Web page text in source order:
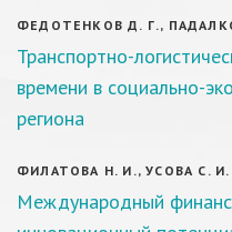
ФЕДОТЕНКОВ Д. Г.,
Транспортно-
времени в социально-
региона
ФИЛАТОВА Н. И., УСОВА С. И.
Международный